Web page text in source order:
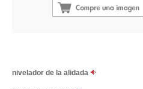
nivelador de la alidada